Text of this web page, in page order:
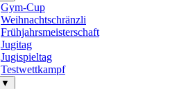
Gym-Cup
Weihnachtschränzli
Frühjahrsmeisterschaft
Jugitag
Jugispieltag
Testwettkampf
▼